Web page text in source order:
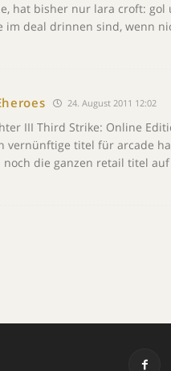
hat bisher nur lara croft:
im deal drinnen sind, wenn
24. August 2011 12:02
III Third Strike: Online
vernünftige titel für arcade
noch die ganzen retail titel